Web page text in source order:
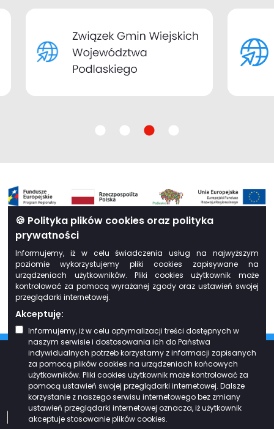
🍪 Polityka plików cookies oraz polityka
prywatności
Informujemy, iż w celu świadczenia usług na najwyższym
poziomie wykorzystujemy pliki cookies zapisywane na
urządzeniach użytkowników. Pliki cookies użytkownik może
kontrolować za pomocą wyrażanej zgody oraz ustawień swojej
przeglądarki internetowej.
Akceptuję:
Informujemy, iż w celu optymalizacji treści dostępnych w
naszym serwisie i dostosowania ich do Państwa
indywidualnych potrzeb korzystamy z informacji zapisanych
za pomocą plików cookies na urządzeniach końcowych
użytkowników. Pliki cookies użytkownik może kontrolować za
pomocą ustawień swojej przeglądarki internetowej. Dalsze
korzystanie z naszego serwisu internetowego bez zmiany
ustawień przeglądarki internetowej oznacza, iż użytkownik
akceptuje stosowanie plików cookies.
Projekt pod nr WND-RPPD.08.01.00-20-0068/20 pn. „Rozwój e-usług w
na podstawie Umowy o dofinansowanie nr UDA-RPPD.08.01.00-20-
0068/20-00 zawartej w dniu 15.11.2021 r. jest współfinansowany ze
środków Europejskiego Funduszu Rozwoju Regionalnego w ramach Osi
Priorytetowej VIII. Infrastruktura dla usług użyteczności publicznej Działania
8.1. Rozwój usług publicznych świadczonych drogą elektroniczną
Kontakt z redakcją
biuro@zgwwp.org.pl